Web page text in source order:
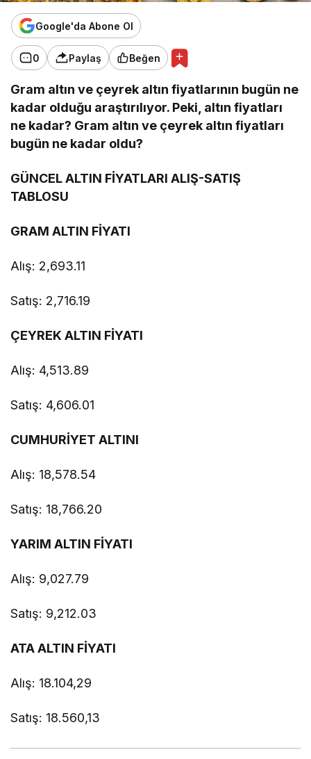
Google'da Abone Ol
0 Paylaş Beğen
Gram altın ve çeyrek altın fiyatlarının bugün ne
kadar olduğu araştırılıyor. Peki, altın fiyatları
ne kadar? Gram altın ve çeyrek altın fiyatları
bugün ne kadar oldu?
GÜNCEL ALTIN FİYATLARI ALIŞ-SATIŞ
TABLOSU
GRAM ALTIN FİYATI
Alış: 2,693.11
Satış: 2,716.19
ÇEYREK ALTIN FİYATI
Alış: 4,513.89
Satış: 4,606.01
CUMHURİYET ALTINI
Alış: 18,578.54
Satış: 18,766.20
YARIM ALTIN FİYATI
Alış: 9,027.79
Satış: 9,212.03
ATA ALTIN FİYATI
Alış: 18.104,29
Satış: 18.560,13